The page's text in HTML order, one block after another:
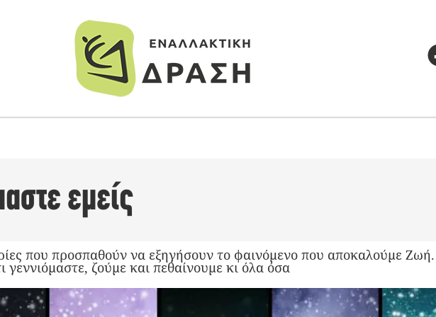
εμείς
που προσπαθούν να εξηγήσουν το φαινόμενο που αποκαλούμε
γεννιόμαστε, ζούμε και πεθαίνουμε κι όλα όσα